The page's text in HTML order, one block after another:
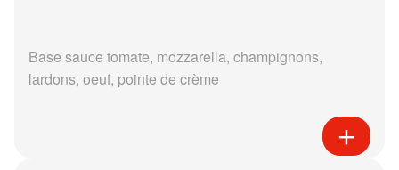
Base sauce tomate, mozzarella, champignons,
lardons, oeuf, pointe de crème